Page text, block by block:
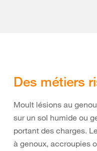
Des métiers
Moult lésions au
sur un sol humide ou
portant des charges.
à genoux, accroupies